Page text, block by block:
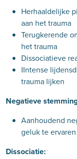
Herhaaldelijke
aan het trauma
Terugkerende
het trauma
Dissociatieve
IIntense
trauma lijken
Negatieve
Aanhoudend
geluk te ervaren
Dissociatie: